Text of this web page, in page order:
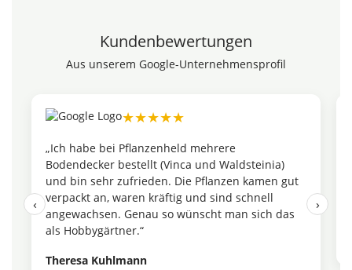
Kundenbewertungen
Aus unserem Google-Unternehmensprofil
★★★★★
„Die Teichpflanzen waren sauber verpackt und in
einem erstaunlich guten Zustand. Man merkt,
dass hier Wert auf Qualität gelegt wird. Würde
ich jederzeit wieder bestellen.“
Maren Feldhoff
‹ ›